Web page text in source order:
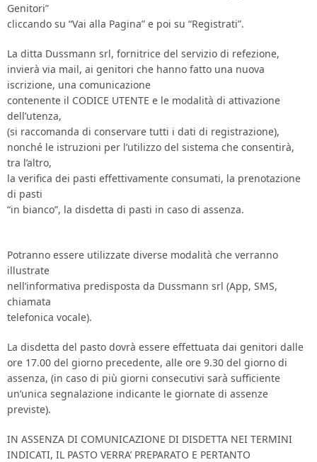
Genitori”
cliccando su “Vai alla Pagina” e poi su “Registrati”.
La ditta Dussmann srl, fornitrice del servizio di refezione,
invierà via mail, ai genitori che hanno fatto una nuova
iscrizione, una comunicazione
contenente il CODICE UTENTE e le modalità di attivazione
dell’utenza,
(si raccomanda di conservare tutti i dati di registrazione),
nonché le istruzioni per l’utilizzo del sistema che consentirà,
tra l’altro,
la verifica dei pasti effettivamente consumati, la prenotazione
di pasti
“in bianco”, la disdetta di pasti in caso di assenza.
Potranno essere utilizzate diverse modalità che verranno
illustrate
nell’informativa predisposta da Dussmann srl (App, SMS,
chiamata
telefonica vocale).
La disdetta del pasto dovrà essere effettuata dai genitori dalle
ore 17.00 del giorno precedente, alle ore 9.30 del giorno di
assenza, (in caso di più giorni consecutivi sarà sufficiente
un’unica segnalazione indicante le giornate di assenze
previste).
IN ASSENZA DI COMUNICAZIONE DI DISDETTA NEI TERMINI
INDICATI, IL PASTO VERRA’ PREPARATO E PERTANTO